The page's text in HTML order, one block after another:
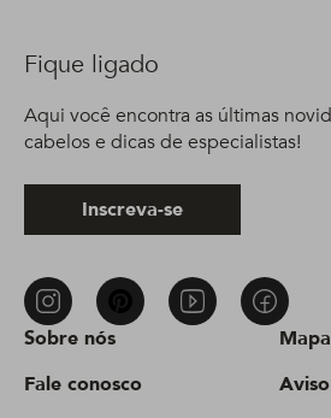
Sobre nós
Fale conosco
Fique ligado
Aqui você encontra as últimas
cabelos e dicas de especialistas!
Inscreva-se